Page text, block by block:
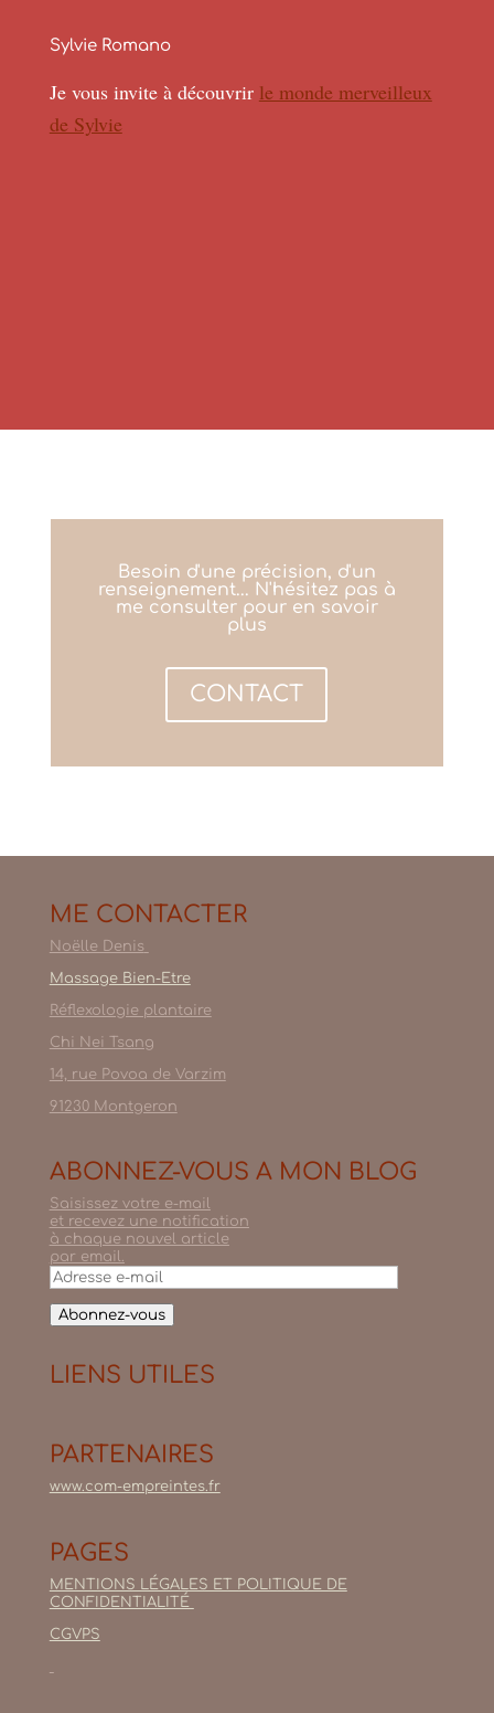
Sylvie Romano
Je vous invite à découvrir le monde merveilleux
de Sylvie
Besoin d'une précision, d'un
renseignement... N'hésitez pas à
me consulter pour en savoir
plus
CONTACT
ME CONTACTER
Noëlle Denis
Massage Bien-Etre
Réflexologie plantaire
Chi Nei Tsang
14, rue Povoa de Varzim
91230 Montgeron
ABONNEZ-VOUS A MON BLOG
Saisissez votre e-mail
et recevez une notification
à chaque nouvel article
par email.
Adresse
e-
mail
Abonnez-vous
LIENS UTILES
PARTENAIRES
www.com-empreintes.fr
PAGES
MENTIONS LÉGALES ET POLITIQUE DE
CONFIDENTIALITÉ
CGVPS